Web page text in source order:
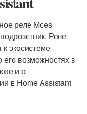
реле Moes
Реле
экосистеме
его возможностях в
и о
в Home Assistant.